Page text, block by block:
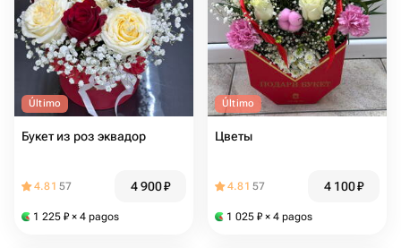
Último
Букет из роз эквадор
4.81 57 4 900₽
1 225 ₽ × 4 pagos
Último
Цветы
4.81 57 4 100₽
1 025 ₽ × 4 pagos